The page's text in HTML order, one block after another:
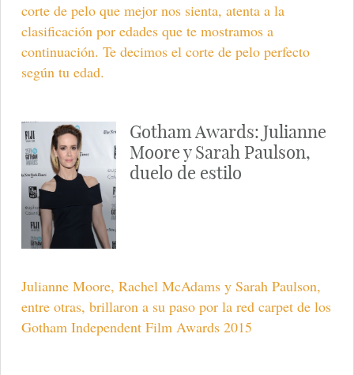
corte de pelo que mejor nos sienta, atenta a la
clasificación por edades que te mostramos a
continuación. Te decimos el corte de pelo perfecto
según tu edad.
Gotham Awards: Julianne
Moore y Sarah Paulson,
duelo de estilo
Julianne Moore, Rachel McAdams y Sarah Paulson,
entre otras, brillaron a su paso por la red carpet de los
Gotham Independent Film Awards 2015